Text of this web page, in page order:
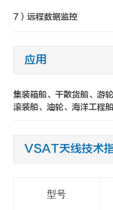
7）远程数据监控
应用
集装箱船、干散货船、游
滚装船、油轮、海洋工程船
VSAT天线技术
型号